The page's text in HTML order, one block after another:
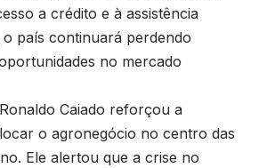
a crédito e à assistência
o país continuará perdendo
no mercado
Caiado reforçou a
o agronegócio no centro das
Ele alertou que a crise no